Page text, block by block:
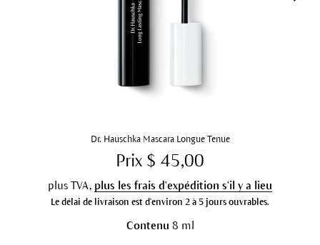
Dr. Hauschka Mascara Longue Tenue
Prix $ 45,00
plus TVA, plus les frais d'expédition s'il y a lieu
Le délai de livraison est d'environ 2 à 5 jours ouvrables.
Contenu 8 ml